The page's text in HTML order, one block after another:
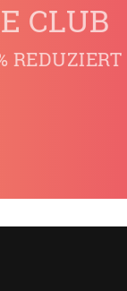
CLUB
REDUZIERT